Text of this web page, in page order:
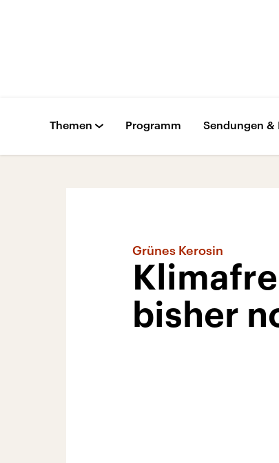
Themen Programm Sendungen &
Grünes Kerosin
bisher